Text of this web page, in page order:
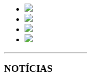
NOTÍCIAS